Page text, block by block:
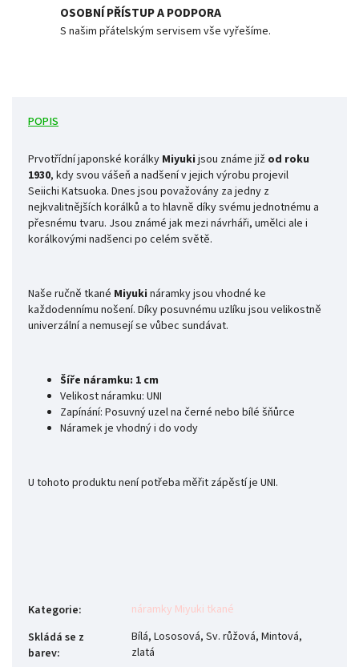
OSOBNÍ PŘÍSTUP A PODPORA
S našim přátelským servisem vše vyřešíme.
POPIS
Prvotřídní japonské korálky Miyuki jsou známe již od roku
1930, kdy svou vášeň a nadšení v jejich výrobu projevil
Seiichi Katsuoka. Dnes jsou považovány za jedny z
nejkvalitnějších korálků a to hlavně díky svému jednotnému a
přesnému tvaru. Jsou známé jak mezi návrháři, umělci ale i
korálkovými nadšenci po celém světě.
Naše ručně tkané Miyuki náramky jsou vhodné ke
každodennímu nošení. Díky posuvnému uzlíku jsou velikostně
univerzální a nemusejí se vůbec sundávat.
Šíře náramku: 1 cm
Velikost náramku: UNI
Zapínání: Posuvný uzel na černé nebo bílé šňůrce
Náramek je vhodný i do vody
U tohoto produktu není potřeba měřit zápěstí je UNI.
Kategorie:
náramky Miyuki tkané
Skládá se z
barev:
Bílá, Lososová, Sv. růžová, Mintová,
zlatá